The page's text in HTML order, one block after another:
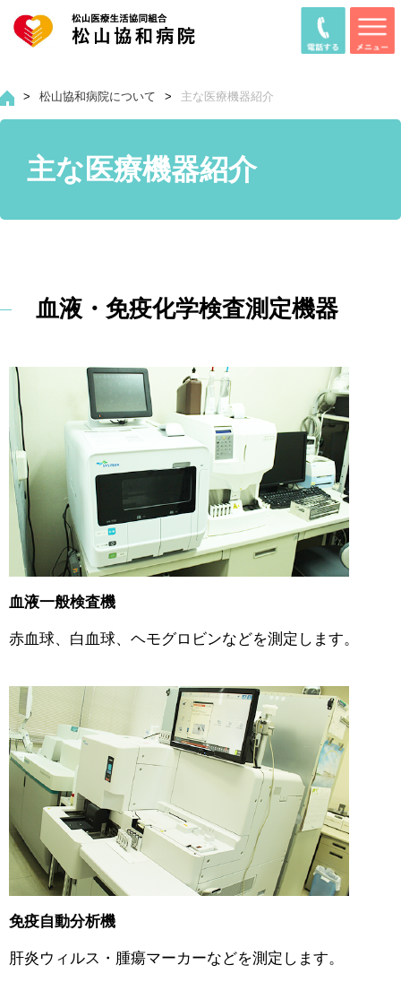
> 松山協和病院について > 主な医療機器紹介
主な医療機器紹介
血液・免疫化学検査測定機器
血液一般検査機
赤血球、白血球、ヘモグロビンなどを測定します。
免疫自動分析機
肝炎ウィルス・腫瘍マーカーなどを測定します。